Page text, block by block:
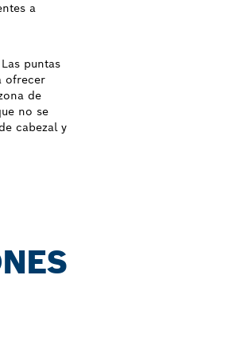
a
puntas
ofrecer
de
no se
cabezal y